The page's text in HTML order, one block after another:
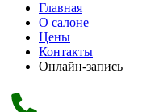
Главная
О салоне
Цены
Контакты
Онлайн-запись